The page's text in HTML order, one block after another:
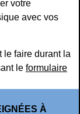
votre
avec vos
le faire durant la
le formulaire
À